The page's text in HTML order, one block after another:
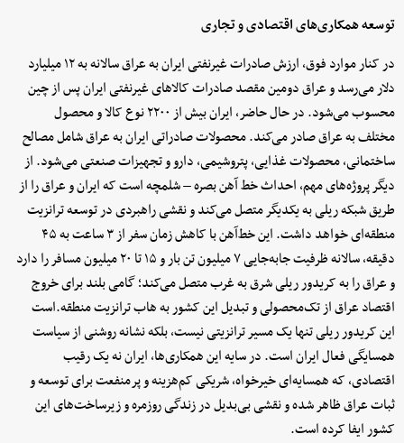
توسعه همکاری‌های اقتصادی و تجاری
در کنار موارد فوق، ارزش صادرات غیرنفتی ایران به عراق سالانه به ۱۲ میلیارد
دلار می‌رسد و عراق دومین مقصد صادرات کالاهای غیرنفتی ایران پس از چین
محسوب می‌شود. در حال حاضر، ایران بیش از ۲۲۰۰ نوع کالا و محصول
مختلف به عراق صادر می‌کند. محصولات صادراتی ایران به عراق شامل مصالح
ساختمانی، محصولات غذایی، پتروشیمی، دارو و تجهیزات صنعتی می‌شود. از
دیگر پروژه‌های مهم، احداث خط آهن بصره – شلمچه است که ایران و عراق را از
طریق شبکه ریلی به یکدیگر متصل می‌کند و نقشی راهبردی در توسعه ترانزیت
منطقه‌ای خواهد داشت. این خط‌آهن با کاهش زمان سفر از ۳ ساعت به ۴۵
دقیقه، سالانه ظرفیت جابه‌جایی ۷ میلیون تن بار و ۱۵ تا ۲۰ میلیون مسافر را دارد
و عراق را به کریدور ریلی شرق به غرب متصل می‌کند؛ گامی بلند برای خروج
اقتصاد عراق از تک‌محصولی و تبدیل این کشور به هاب ترانزیت منطقه.است
این کریدور ریلی تنها یک مسیر ترانزیتی نیست، بلکه نشانه روشنی از سیاست
همسایگی فعال ایران است. در سایه این همکاری‌ها، ایران نه یک رقیب
اقتصادی، که همسایه‌ای خیرخواه، شریکی کم‌هزینه و پرمنفعت برای توسعه و
ثبات عراق ظاهر شده و نقشی بی‌بدیل در زندگی روزمره و زیرساخت‌های این
کشور ایفا کرده است.